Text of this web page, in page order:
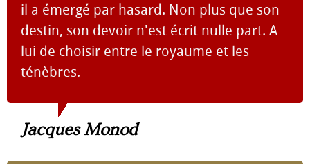
il a émergé par hasard. Non plus que son
destin, son devoir n'est écrit nulle part. A
lui de choisir entre le royaume et les
ténèbres.
Jacques Monod